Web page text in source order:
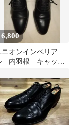
6,800
ニオンインペリア
内羽根 キャップ